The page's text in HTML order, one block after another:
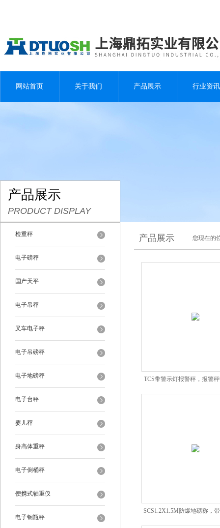
网站首页 关于我们 产品展示 行业资讯
产品展示
PRODUCT DISPLAY
检重秤
电子磅秤
国产天平
电子吊秤
叉车电子秤
电子吊磅秤
电子地磅秤
电子台秤
婴儿秤
身高体重秤
电子倒桶秤
便携式轴重仪
电子钢瓶秤
产品展示 您现在的
TCS带警示灯报警秤，报警
警功能
SCS1.2X1.5M防爆地磅称，
子磅秤